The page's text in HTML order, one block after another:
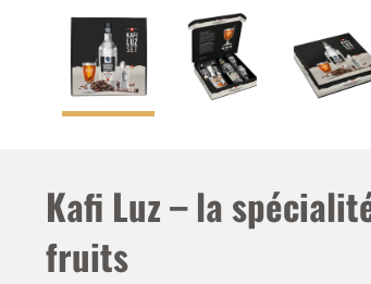
Kafi Luz – la
fruits